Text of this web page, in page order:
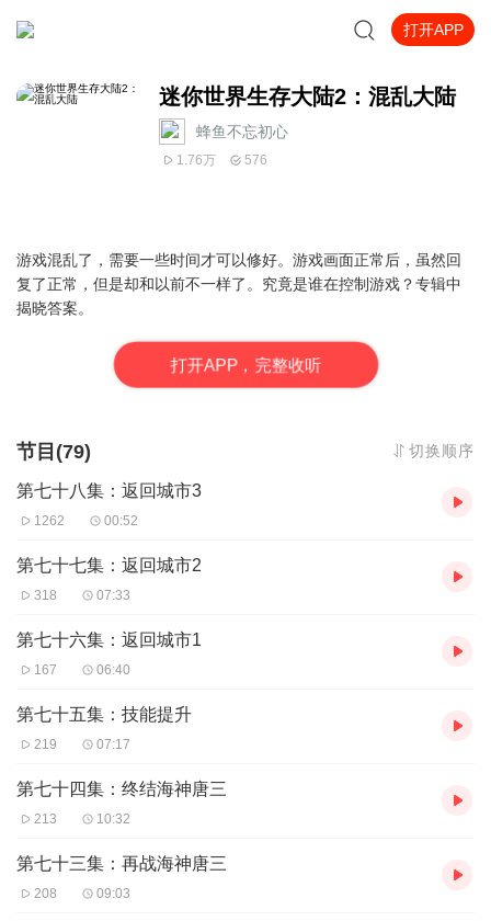
打开APP
迷你世界生存大陆2：混乱大陆
蜂鱼不忘初心
1.76万 576
游戏混乱了，需要一些时间才可以修好。游戏画面正常后，虽然回
复了正常，但是却和以前不一样了。究竟是谁在控制游戏？专辑中
揭晓答案。
打开APP，完整收听
节目(79) 切换顺序
第七十八集：返回城市3
1262 00:52
第七十七集：返回城市2
318 07:33
第七十六集：返回城市1
167 06:40
第七十五集：技能提升
219 07:17
第七十四集：终结海神唐三
213 10:32
第七十三集：再战海神唐三
208 09:03